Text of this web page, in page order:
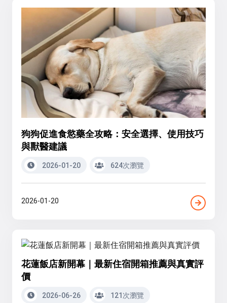
狗狗促進食慾藥全攻略：安全選擇、使用技巧
與獸醫建議
2026-01-20 624次瀏覽
2026-01-20
花蓮飯店新開幕｜最新住宿開箱推薦與真實評
價
2026-06-26 121次瀏覽